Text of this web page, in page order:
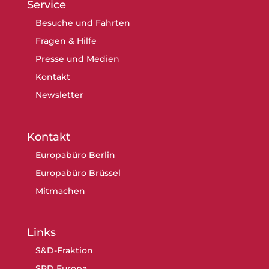
Service
Besuche und Fahrten
Fragen & Hilfe
Presse und Medien
Kontakt
Newsletter
Kontakt
Europabüro Berlin
Europabüro Brüssel
Mitmachen
Links
S&D-Fraktion